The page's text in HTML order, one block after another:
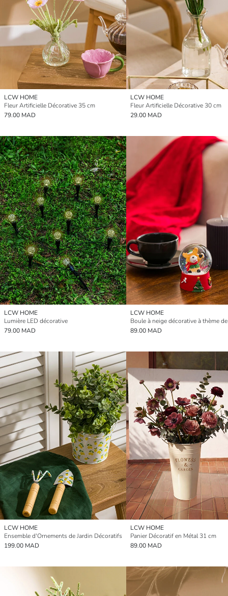
LCW HOME
Fleur Artificielle Décorative 35 cm
79.00 MAD
LCW HOME
Fleur Artificielle Décorative 30 cm
29.00 MAD
LCW HOME
Lumière LED décorative
79.00 MAD
LCW HOME
89.00 MAD
LCW HOME
Ensemble d'Ornements de Jardin Décoratifs
199.00 MAD
LCW HOME
Panier Décoratif en Métal 31 cm
89.00 MAD